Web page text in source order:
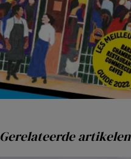
Gerelateerde artikelen